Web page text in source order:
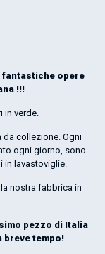
fantastiche opere
!!!
in verde.
collezione. Ogni
ogni giorno, sono
in lavastoviglie.
nostra fabbrica in
pezzo di Italia
breve tempo!